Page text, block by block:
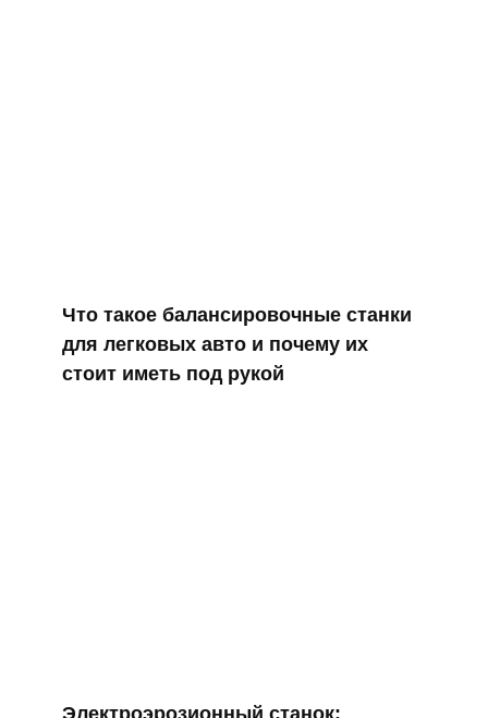
Что такое балансировочные станки
для легковых авто и почему их
стоит иметь под рукой
Электроэрозионный станок: